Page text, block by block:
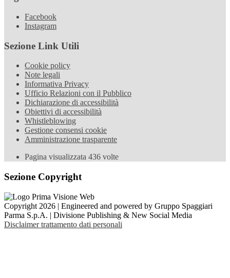
Facebook
Instagram
Sezione Link Utili
Cookie policy
Note legali
Informativa Privacy
Ufficio Relazioni con il Pubblico
Dichiarazione di accessibilità
Obiettivi di accessibilità
Whistleblowing
Gestione consensi cookie
Amministrazione trasparente
Pagina visualizzata 436 volte
Sezione Copyright
Copyright 2026 | Engineered and powered by Gruppo Spaggiari
Parma S.p.A. | Divisione Publishing & New Social Media
Disclaimer trattamento dati personali